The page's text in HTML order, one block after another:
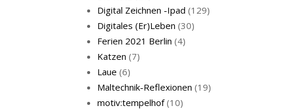
Digital Zeichnen -Ipad (129)
Digitales (Er)Leben (30)
Ferien 2021 Berlin (4)
Katzen (7)
Laue (6)
Maltechnik-Reflexionen (19)
motiv:tempelhof(10)